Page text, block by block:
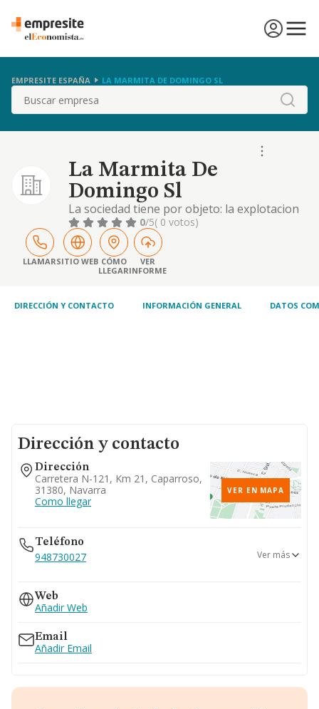
EMPRESITE ESPAÑA LA MARMITA DE DOMINGO SL
Buscar
La Marmita De
Domingo Sl
La sociedad tiene por objeto: la explotacion
de toda clase de establecimientos de
hosteleria; tales como bares, cafeterias,
restaurantes, hospederias y salas de fiesta,
ya sea en propiedad o en arrendamiento
0/5( 0 votos)
LLAMARSITIO WEB CÓMO
LLEGAR
VER
INFORME
DIRECCIÓN Y CONTACTO INFORMACIÓN GENERAL DATOS
Dirección y contacto
Dirección
Carretera N-121, Km 21, Caparroso,
31380, Navarra
Como llegar
VER EN MAPA
Teléfono
948730027
948730247
Ver más
Web
Añadir Web
Email
Añadir Email